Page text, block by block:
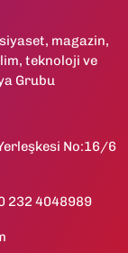
magazin,
teknoloji ve
Grubu
No:16/6
232 4048989